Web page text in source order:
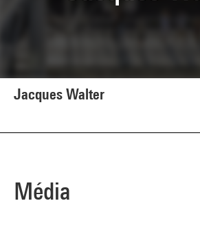
Jacques Walter
Média